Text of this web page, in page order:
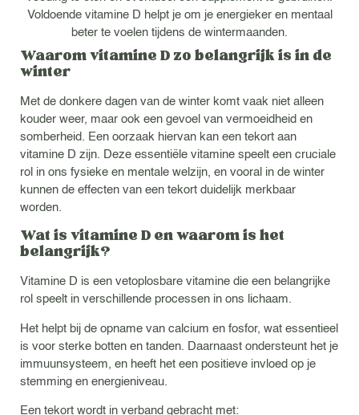
Voldoende vitamine D helpt je om je energieker en mentaal
beter te voelen tijdens de wintermaanden.
Waarom vitamine D zo belangrijk is in de
winter
Met de donkere dagen van de winter komt vaak niet alleen
kouder weer, maar ook een gevoel van vermoeidheid en
somberheid. Een oorzaak hiervan kan een tekort aan
vitamine D zijn. Deze essentiële vitamine speelt een cruciale
rol in ons fysieke en mentale welzijn, en vooral in de winter
kunnen de effecten van een tekort duidelijk merkbaar
worden.
Wat is vitamine D en waarom is het
belangrijk?
Vitamine D is een vetoplosbare vitamine die een belangrijke
rol speelt in verschillende processen in ons lichaam.
Het helpt bij de opname van calcium en fosfor, wat essentieel
is voor sterke botten en tanden. Daarnaast ondersteunt het je
immuunsysteem, en heeft het een positieve invloed op je
stemming en energieniveau.
Een tekort wordt in verband gebracht met: